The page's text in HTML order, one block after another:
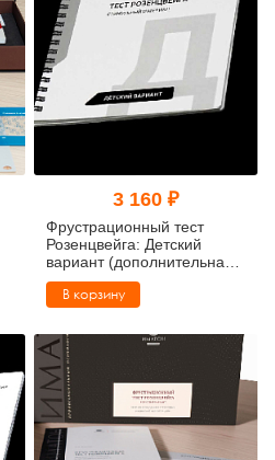
3 160 ₽
Фрустрационный тест
Розенцвейга: Детский
вариант (дополнительная
комплектация)
В корзину